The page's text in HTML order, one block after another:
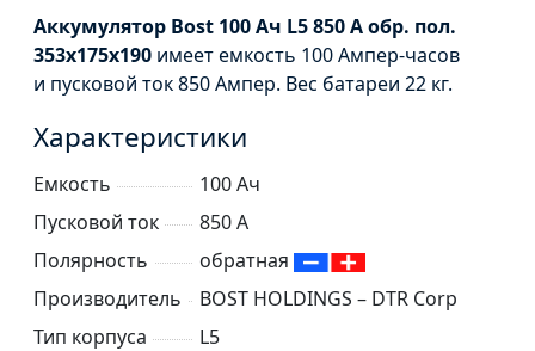
Аккумулятор Bost 100 Ач L5 850 А обр. пол.
353x175x190 имеет емкость 100 Ампер-часов
и пусковой ток 850 Ампер. Вес батареи 22 кг.
Характеристики
Емкость
100 Ач
Пусковой ток
850 А
Полярность
обратная
Производитель
BOST HOLDINGS – DTR Corp
Тип корпуса
L5